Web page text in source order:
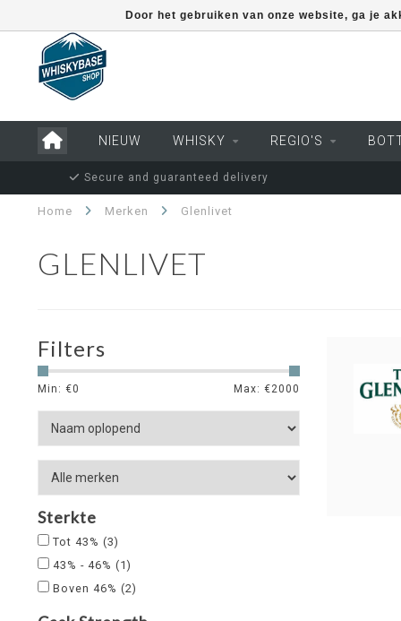
NIEUW WHISKY REGIO'S
Secure and guaranteed delivery
Home Merken Glenlivet
GLENLIVET
Filters
Min: €0 Max: €2000
Sterkte
Tot 43% (3)
43% - 46% (1)
Boven 46% (2)
Door het gebruiken van onze website, ga je